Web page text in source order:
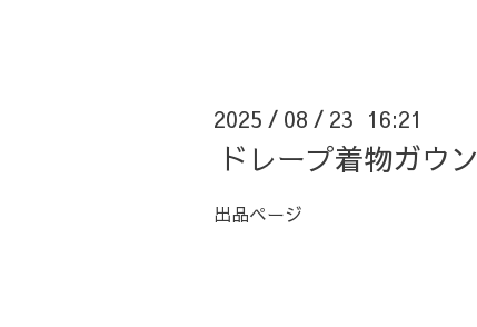
2025 / 08 / 23 16:21
ドレープ着物ガウン
出品ページ